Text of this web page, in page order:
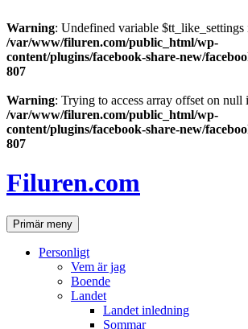
Warning: Undefined variable $tt_like_settings
/var/www/filuren.com/public_html/wp-
content/plugins/facebook-share-new/
807
Warning: Trying to access array offset on null
/var/www/filuren.com/public_html/wp-
content/plugins/facebook-share-new/
807
till
innehåll
Filuren.com
SökPrimär meny
Personligt
Vem är jag
Boende
Landet
Landet inledning
Sommar